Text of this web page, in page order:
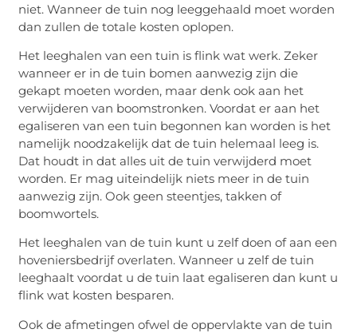
niet. Wanneer de tuin nog leeggehaald moet worden
dan zullen de totale kosten oplopen.
Het leeghalen van een tuin is flink wat werk. Zeker
wanneer er in de tuin bomen aanwezig zijn die
gekapt moeten worden, maar denk ook aan het
verwijderen van boomstronken. Voordat er aan het
egaliseren van een tuin begonnen kan worden is het
namelijk noodzakelijk dat de tuin helemaal leeg is.
Dat houdt in dat alles uit de tuin verwijderd moet
worden. Er mag uiteindelijk niets meer in de tuin
aanwezig zijn. Ook geen steentjes, takken of
boomwortels.
Het leeghalen van de tuin kunt u zelf doen of aan een
hoveniersbedrijf overlaten. Wanneer u zelf de tuin
leeghaalt voordat u de tuin laat egaliseren dan kunt u
flink wat kosten besparen.
Ook de afmetingen ofwel de oppervlakte van de tuin